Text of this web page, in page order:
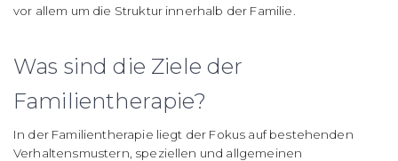
vor allem um die Struktur innerhalb der Familie.
Was sind die Ziele der
Familientherapie?
In der Familientherapie liegt der Fokus auf bestehenden
Verhaltensmustern, speziellen und allgemeinen